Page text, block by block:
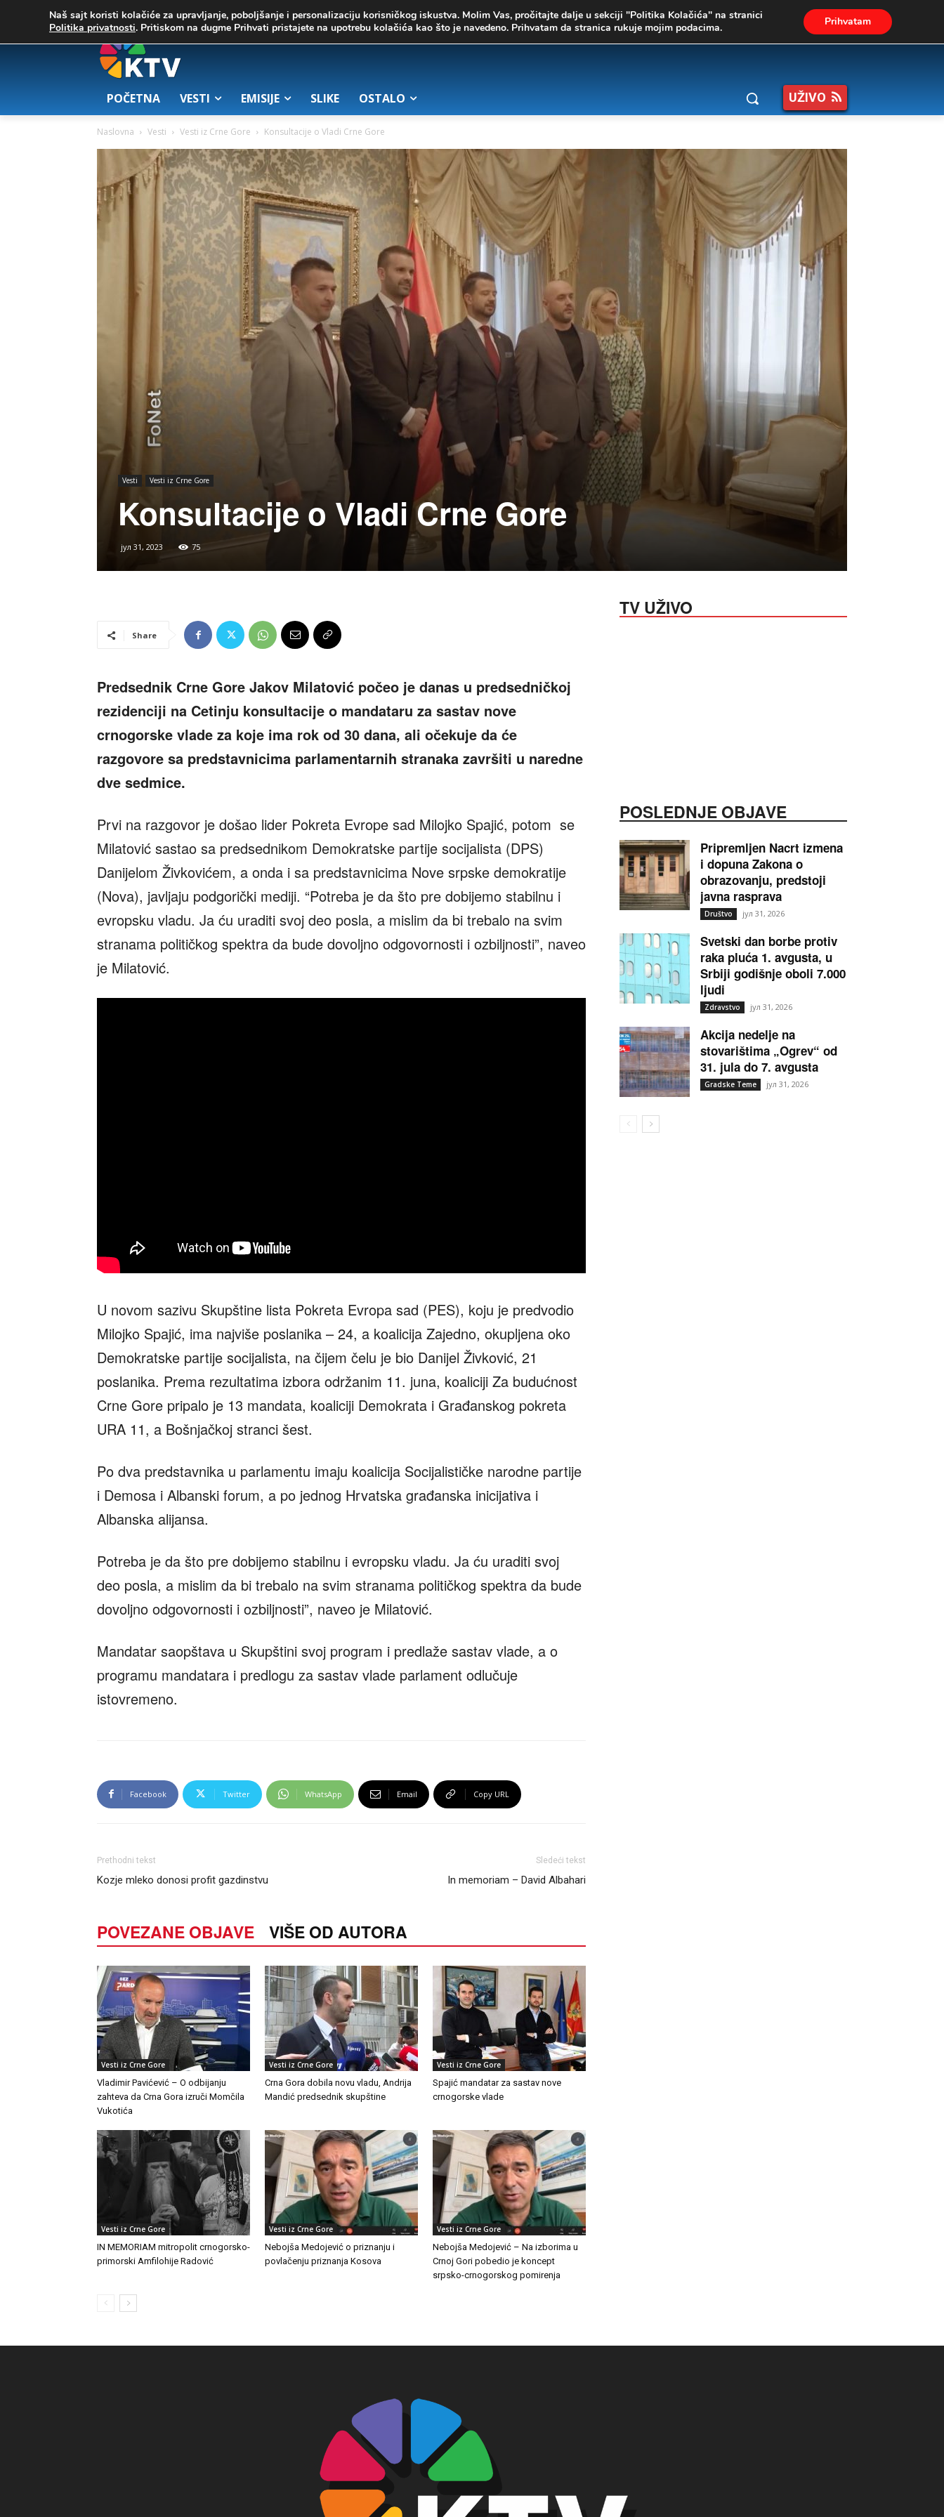
23.7 Zrenjanin 03. август 2026.
POČETNA VESTI EMISIJE SLIKE OSTALO UŽIVO
Naslovna Vesti Vesti iz Crne Gore Konsultacije o Vladi Crne Gore
Vesti Vesti iz Crne Gore
Konsultacije o Vladi Crne Gore
јул 31, 2023 75
Share
Predsednik Crne Gore Jakov Milatović počeo je danas u predsedničkoj
rezidenciji na Cetinju konsultacije o mandataru za sastav nove
crnogorske vlade za koje ima rok od 30 dana, ali očekuje da će
razgovore sa predstavnicima parlamentarnih stranaka završiti u naredne
dve sedmice.
Prvi na razgovor je došao lider Pokreta Evrope sad Milojko Spajić, potom se
Milatović sastao sa predsednikom Demokratske partije socijalista (DPS)
Danijelom Živkovićem, a onda i sa predstavnicima Nove srpske demokratije
(Nova), javljaju podgorički mediji. “Potreba je da što pre dobijemo stabilnu i
evropsku vladu. Ja ću uraditi svoj deo posla, a mislim da bi trebalo na svim
stranama političkog spektra da bude dovoljno odgovornosti i ozbiljnosti”, naveo
je Milatović.
U novom sazivu Skupštine lista Pokreta Evropa sad (PES), koju je predvodio
Milojko Spajić, ima najviše poslanika – 24, a koalicija Zajedno, okupljena oko
Demokratske partije socijalista, na čijem čelu je bio Danijel Živković, 21
poslanika. Prema rezultatima izbora održanim 11. juna, koaliciji Za budućnost
Crne Gore pripalo je 13 mandata, koaliciji Demokrata i Građanskog pokreta
URA 11, a Bošnjačkoj stranci šest.
Po dva predstavnika u parlamentu imaju koalicija Socijalističke narodne partije
i Demosa i Albanski forum, a po jednog Hrvatska građanska inicijativa i
Albanska alijansa.
Potreba je da što pre dobijemo stabilnu i evropsku vladu. Ja ću uraditi svoj
deo posla, a mislim da bi trebalo na svim stranama političkog spektra da bude
dovoljno odgovornosti i ozbiljnosti”, naveo je Milatović.
Mandatar saopštava u Skupštini svoj program i predlaže sastav vlade, a o
programu mandatara i predlogu za sastav vlade parlament odlučuje
istovremeno.
Facebook Twitter WhatsApp Email Copy URL
Prethodni tekst
Kozje mleko donosi profit gazdinstvu
Sledeći tekst
In memoriam – David Albahari
POVEZANE OBJAVE VIŠE OD AUTORA
Vesti iz Crne Gore
Vladimir Pavićević – O odbijanju
zahteva da Crna Gora izruči Momčila
Vukotića
Vesti iz Crne Gore
Crna Gora dobila novu vladu, Andrija
Mandić predsednik skupštine
Vesti iz Crne Gore
Spajić mandatar za sastav nove
crnogorske vlade
Vesti iz Crne Gore
IN MEMORIAM mitropolit crnogorsko-
primorski Amfilohije Radović
Vesti iz Crne Gore
Nebojša Medojević o priznanju i
povlačenju priznanja Kosova
Vesti iz Crne Gore
Nebojša Medojević – Na izborima u
Crnoj Gori pobedio je koncept
srpsko-crnogorskog pomirenja
TV UŽIVO
POSLEDNJE OBJAVE
Pripremljen Nacrt izmena
i dopuna Zakona o
obrazovanju, predstoji
javna rasprava
Društvo јул 31, 2026
Svetski dan borbe protiv
raka pluća 1. avgusta, u
Srbiji godišnje oboli 7.000
ljudi
Zdravstvo јул 31, 2026
Akcija nedelje na
stovarištima „Ogrev“ od
31. jula do 7. avgusta
Gradske Teme јул 31, 2026
Naš sajt koristi kolačiće za upravljanje, poboljšanje i personalizaciju korisničkog iskustva. Molim Vas, pročitajte dalje u sekciji "Politika Kolačića" na stranici
Politika privatnosti. Pritiskom na dugme Prihvati pristajete na upotrebu kolačića kao što je navedeno. Prihvatam da stranica rukuje mojim podacima. Prihvatam